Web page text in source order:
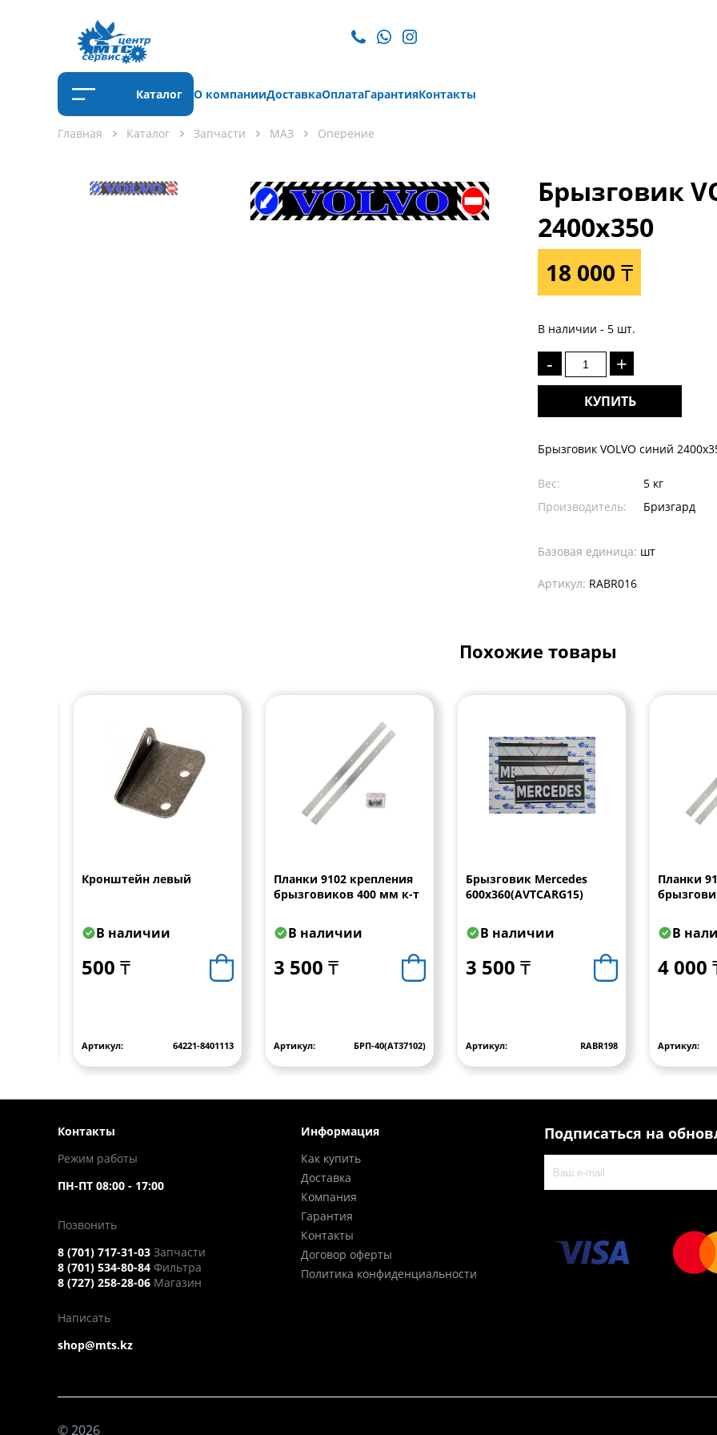
Каталог О компанииДоставкаОплатаГарантияКонтакты
Главная Каталог Запчасти МАЗ Оперение
Брызговик
2400х350
18 000 ₸
В наличии - 5 шт.
- +
КУПИТЬ
Брызговик VOLVO синий
Вес:
5 кг
Производитель:
Бризгард
Базовая единица: шт
Артикул: RABR016
Похожие товары
Кронштейн левый
В наличии
500 ₸
Артикул: 64221-8401113
Планки 9102 крепления
брызговиков 400 мм к-т
В наличии
3 500 ₸
Артикул: БРП-40(AT37102)
Брызговик Mercedes
600х360(AVTCARG15)
В наличии
3 500 ₸
Артикул: RABR198
Планки
В
4 000
Артикул:
Контакты
Режим работы
ПН-ПТ 08:00 - 17:00
Позвонить
8 (701) 717-31-03 Запчасти
8 (701) 534-80-84 Фильтра
8 (727) 258-28-06 Магазин
Написать
shop@mts.kz
Информация
Как купить
Доставка
Компания
Гарантия
Контакты
Договор оферты
Политика конфиденциальности
Подписаться на
© 2026